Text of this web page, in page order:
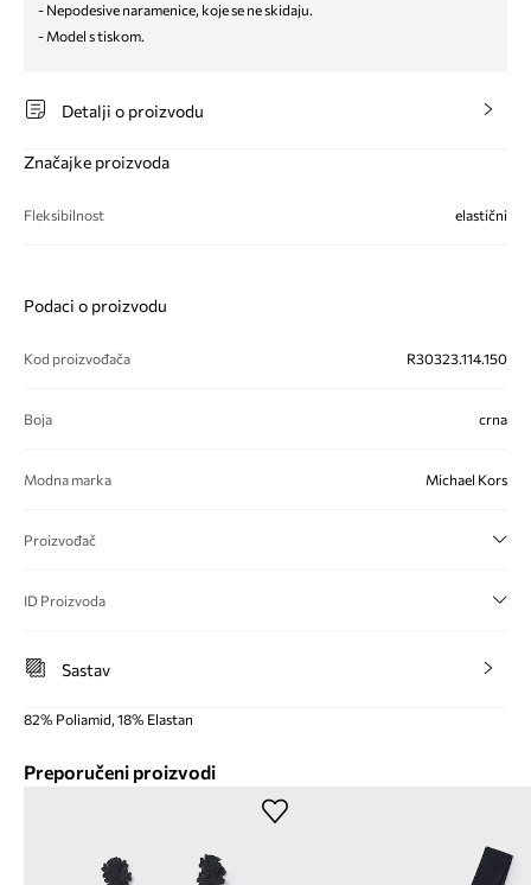
- Nepodesive naramenice, koje se ne skidaju.
- Model s tiskom.
Detalji o proizvodu
Značajke proizvoda
Fleksibilnost elastični
Podaci o proizvodu
Kod proizvođača R30323.114.150
Boja crna
Modna marka Michael Kors
Proizvođač
ID Proizvoda
Sastav
82% Poliamid, 18% Elastan
Preporučeni proizvodi